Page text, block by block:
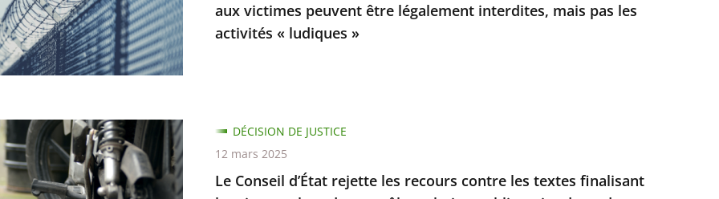
aux victimes peuvent être légalement interdites, mais pas les
activités « ludiques »
Le Conseil d’État rejette les recours contre les textes finalisant
DÉCISION DE JUSTICE
12 mars 2025